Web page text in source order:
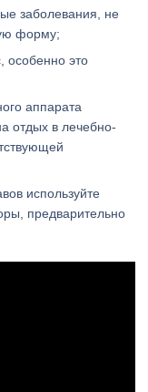
заболевания, не
форму;
особенно это
аппарата
отдых в лечебно-
используйте
предварительно